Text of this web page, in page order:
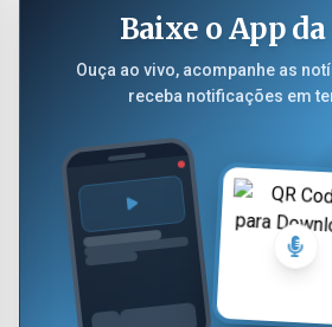
Baixe o App
Ouça ao vivo, acompanhe as
receba notificações em